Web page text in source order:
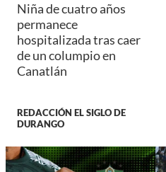
Niña de cuatro años
permanece
hospitalizada tras caer
de un columpio en
Canatlán
REDACCIÓN EL SIGLO DE
DURANGO